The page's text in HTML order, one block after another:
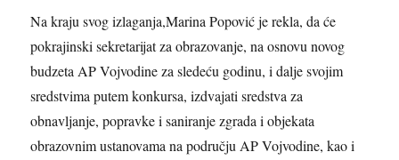
Na kraju svog izlaganja,Marina Popović je rekla,da će
pokrajinski sekretarijat za obrazovanje, na osnovu novog
budzeta AP Vojvodine za sledeću godinu, i dalje svojim
sredstvima putem konkursa, izdvajati sredstva za
obnavljanje, popravke i saniranje zgrada i objekata
obrazovnim ustanovama na području AP Vojvodine, kao i